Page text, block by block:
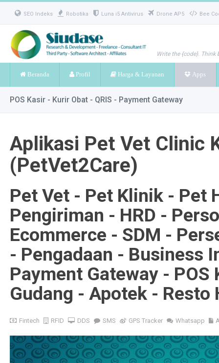
SEO Indeks Robotika Luna i5 Antivirus Drone AP5 Bee
Write the {code}. Think
Beranda Profil Harga & Layanan Apps
POS Kasir - Kurir Obat - QRIS - Payment Gateway
Aplikasi Pet Vet Clinic
(PetVet2Care)
Pet Vet - Pet Klinik - Pet
Pengiriman - HRD -
Ecommerce - SDM -
- Pengadaan - Business
Payment Gateway -
Gudang - Apotek - Resto
Fintech RFID DDS SMS GPS Tracker Whatsapp
Dukungan GPS Location